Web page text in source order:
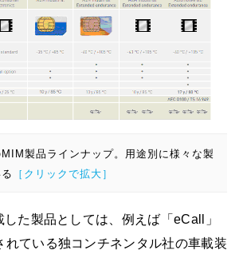
製品ラインナップ。用途別に様々な製
［クリックで拡大］
した製品としては、例えば「eCall」
れている独コンチネンタル社の車載装